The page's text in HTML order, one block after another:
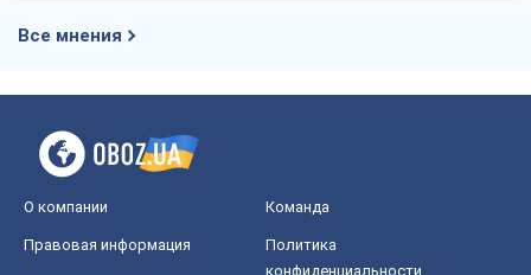
Все мнения
О компании Команда
Правовая информация
Политика
конфиденциальности